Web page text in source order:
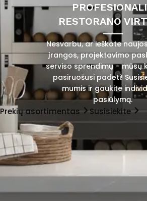
RESTORANO
Nesvarbu, ar ieškote
įrangos, projektavimo
serviso sprendimų – mūsų
pasiruošusi padėti!
mumis ir gaukite
pasiūlymą.
Prekių asortimentas Susisiekite